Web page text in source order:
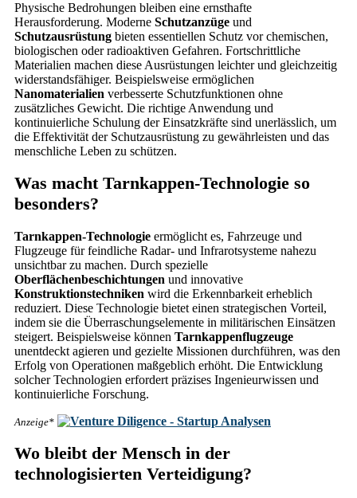
Physische Bedrohungen bleiben eine ernsthafte
Herausforderung. Moderne Schutzanzüge und
Schutzausrüstung bieten essentiellen Schutz vor chemischen,
biologischen oder radioaktiven Gefahren. Fortschrittliche
Materialien machen diese Ausrüstungen leichter und gleichzeitig
widerstandsfähiger. Beispielsweise ermöglichen
Nanomaterialien verbesserte Schutzfunktionen ohne
zusätzliches Gewicht. Die richtige Anwendung und
kontinuierliche Schulung der Einsatzkräfte sind unerlässlich, um
die Effektivität der Schutzausrüstung zu gewährleisten und das
menschliche Leben zu schützen.
Was macht Tarnkappen-Technologie so
besonders?
Tarnkappen-Technologie ermöglicht es, Fahrzeuge und
Flugzeuge für feindliche Radar- und Infrarotsysteme nahezu
unsichtbar zu machen. Durch spezielle
Oberflächenbeschichtungen und innovative
Konstruktionstechniken wird die Erkennbarkeit erheblich
reduziert. Diese Technologie bietet einen strategischen Vorteil,
indem sie die Überraschungselemente in militärischen Einsätzen
steigert. Beispielsweise können Tarnkappenflugzeuge
unentdeckt agieren und gezielte Missionen durchführen, was den
Erfolg von Operationen maßgeblich erhöht. Die Entwicklung
solcher Technologien erfordert präzises Ingenieurwissen und
kontinuierliche Forschung.
Anzeige*
Wo bleibt der Mensch in der
technologisierten Verteidigung?